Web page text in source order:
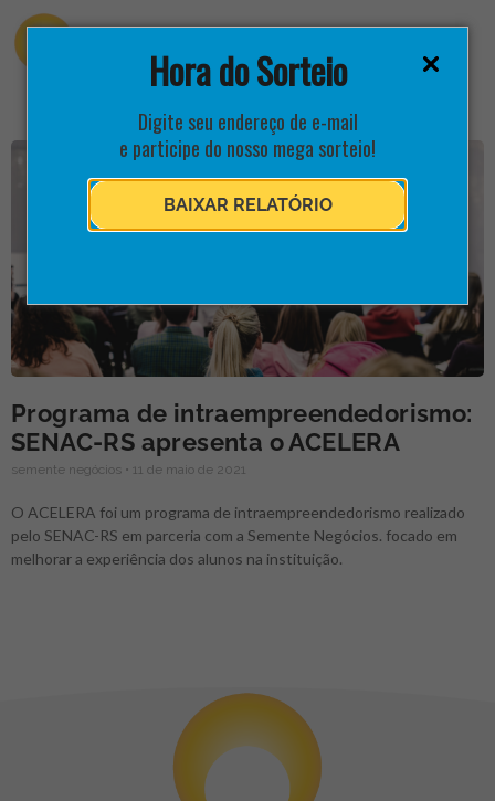
Hora do Sorteio
Digite seu endereço de e-mail
e participe do nosso mega sorteio!
BAIXAR RELATÓRIO
Programa de intraempreendedorismo:
SENAC-RS apresenta o ACELERA
semente negócios 11 de maio de 2021
O ACELERA foi um programa de intraempreendedorismo realizado
pelo SENAC-RS em parceria com a Semente Negócios. focado em
melhorar a experiência dos alunos na instituição.